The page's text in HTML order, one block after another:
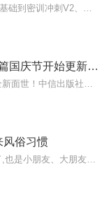
小猪屏蓬十二生肖神8 羊神篇国庆节开始更新啦！
风俗习惯